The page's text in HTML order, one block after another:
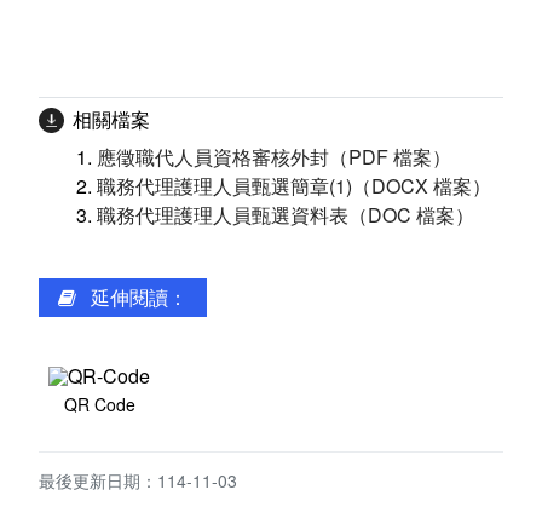
悅齡學苑(社區安心幸福學堂)
長青學苑 社區照顧關懷據點(南老據點)
醫療保健服務
預防保健
健康衛教
相關檔案
應徵職代人員資格審核外封（PDF 檔案）
職務代理護理人員甄選簡章(1)（DOCX 檔案）
職務代理護理人員甄選資料表（DOC 檔案）
延伸閱讀：
QR Code
最後更新日期：114-11-03